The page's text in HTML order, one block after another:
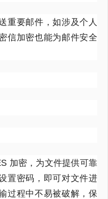
重要邮件，如涉及个人
信加密也能为邮件安全
加密，为文件提供可靠
置密码，即可对文件进
过程中不易被破解，保